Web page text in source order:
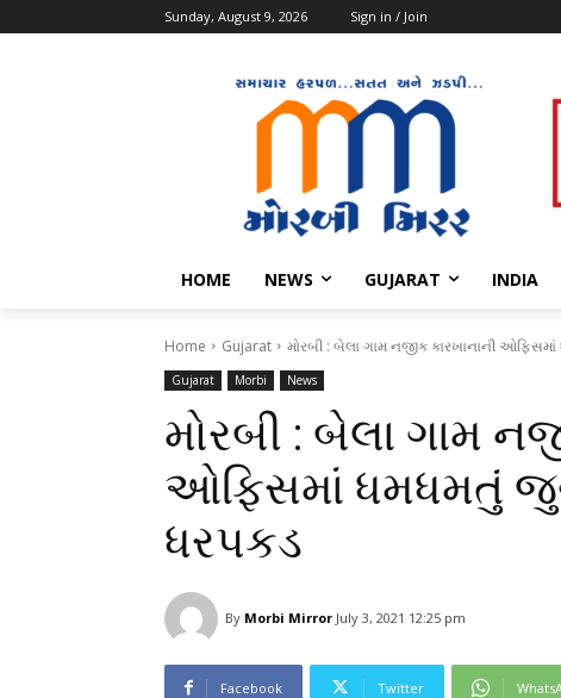
Sunday, August 9, 2026 Sign in / Join
HOME NEWS GUJARAT INDIA
Home Gujarat મોરબી : બેલા ગામ નજીક કારખાનાની
Gujarat Morbi News
મોરબી : બેલા ગામ
ઓફિસમાં ધમધમતું
ધરપકડ
By Morbi Mirror July 3, 2021 12:25 pm
Facebook Twitter